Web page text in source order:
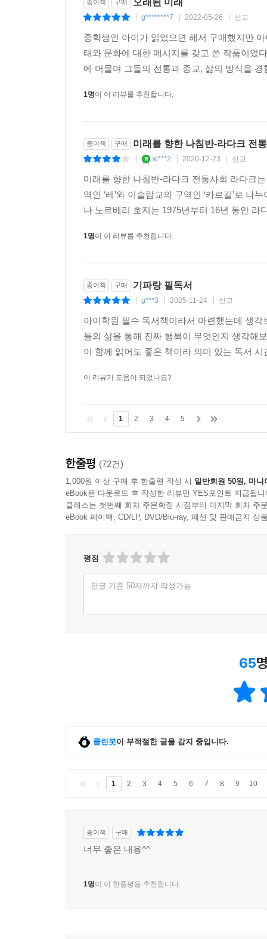
종이책 구매 오래된 미래
g********7 2022-05-26 신고
중학생인 아이가 읽었으면 해서 구매했지만
태와 문화에 대한 메시지를 갖고 쓴 작품이었
에 머물며 그들의 전통과 종교, 삶의 방식을
1명이 이 리뷰를 추천합니다.
종이책 구매 미래를 향한 나침반-라다크 전
w***2 2020-12-23 신고
미래를 향한 나침반-라다크 전통사회 라다크
역인 ‘레’와 이슬람교의 구역인 ‘카르길’로
나 노르베리 호지는 1975년부터 16년 동안
1명이 이 리뷰를 추천합니다.
종이책 구매 기파랑 필독서
g***3 2025-11-24 신고
아이학원 필수 독서책이라서 마련했는데 생
들의 삶을 통해 진짜 행복이 무엇인지 생각해
이 함께 읽어도 좋은 책이라 의미 있는 독서
이 리뷰가 도움이 되었나요?
1 2 3 4 5
한줄평 (72건)
1,000원 이상 구매 후 한줄평 작성 시 일반회원 50원, 마니
eBook은 다운로드 후 작성한 리뷰만 YES포인트 지급됩니
클래스는 첫번째 회차 주문확정 시점부터 마지막 회차 주
eBook 페이백, CD/LP, DVD/Blu-ray, 패션 및 판매금지 상
평점
한글 기준 50자까지 작성가능
65
클린봇이 부적절한 글을 감지 중입니다.
1 2 3 4 5 6 7 8 9 10
종이책 구매
너무 좋은 내용^^
1명이 이 한줄평을 추천합니다.